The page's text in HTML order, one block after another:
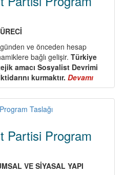
ÜRECİ
ve önceden hesap
bağlı gelişir. Türkiye
amacı Sosyalist Devrimi
ktidarını kurmaktır. Devamı
Türkiye
Partisi Program
VE SİYASAL YAPI